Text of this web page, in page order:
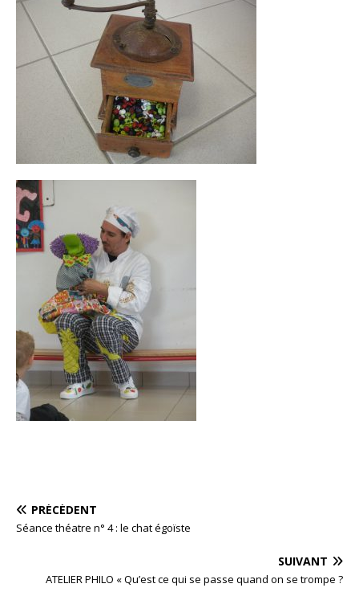
PRÉCÉDENT
Séance théatre n° 4 : le chat égoïste
SUIVANT
ATELIER PHILO « Qu’est ce qui se passe quand on se trompe ?